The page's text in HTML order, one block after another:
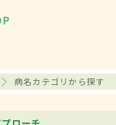
病名カテゴリから探す